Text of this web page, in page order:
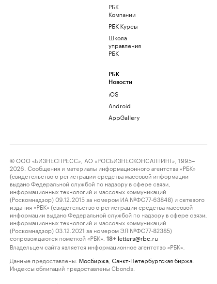
РБК
Компании
РБК Курсы
Школа
управления
РБК
РБК
Новости
iOS
Android
AppGallery
© ООО «БИЗНЕСПРЕСС», АО «РОСБИЗНЕСКОНСАЛТИНГ», 1995–
2026. Сообщения и материалы информационного агентства «РБК»
(свидетельство о регистрации средства массовой информации
выдано Федеральной службой по надзору в сфере связи,
информационных технологий и массовых коммуникаций
(Роскомнадзор) 09.12.2015 за номером ИА №ФС77-63848) и сетевого
издания «РБК» (свидетельство о регистрации средства массовой
информации выдано Федеральной службой по надзору в сфере связи,
информационных технологий и массовых коммуникаций
(Роскомнадзор) 03.12.2021 за номером ЭЛ №ФС77-82385)
сопровождаются пометкой «РБК».
18+ letters@rbc.ru
Владельцем сайта является информационное агентство «РБК».
Данные предоставлены: Мосбиржа Санкт-Петербургская биржа
Индексы облигаций предоставлены Cbonds.